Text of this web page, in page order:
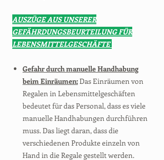
AUSZÜGE AUS UNSERER
GEFÄHRDUNGSBEURTEILUNG FÜR
LEBENSMITTELGESCHÄFTE
Gefahr durch manuelle Handhabung
beim Einräumen:Das Einräumen von
Regalen in Lebensmittelgeschäften
bedeutet für das Personal, dass es viele
manuelle Handhabungen durchführen
muss. Das liegt daran, dass die
verschiedenen Produkte einzeln von
Hand in die Regale gestellt werden.